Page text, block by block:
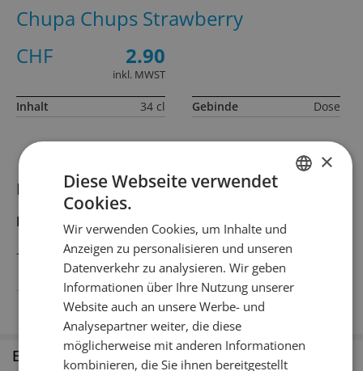
Informationen zum Produkt
Produktbeschreibung
–
Südkorea
Chupa Chups Strawberry
CHF
2.90
inkl. MWST
Inhalt 34 cl Gebinde Dose
Erhältlich in den Filialen
FRENCH
×
Diese Webseite verwendet
Cookies.
Wir verwenden Cookies, um Inhalte und
Anzeigen zu personalisieren und unseren
Datenverkehr zu analysieren. Wir geben
Informationen über Ihre Nutzung unserer
Website auch an unsere Werbe- und
Analysepartner weiter, die diese
möglicherweise mit anderen Informationen
kombinieren, die Sie ihnen bereitgestellt